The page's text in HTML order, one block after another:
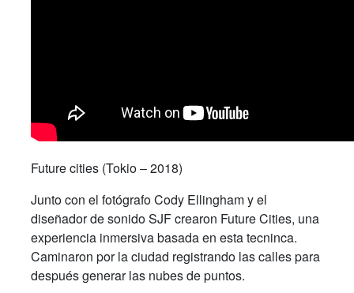
Future cities (Tokio – 2018)
Junto con el fotógrafo Cody Ellingham y el
diseñador de sonido SJF crearon Future Cities, una
experiencia inmersiva basada en esta tecninca.
Caminaron por la ciudad registrando las calles para
después generar las nubes de puntos.